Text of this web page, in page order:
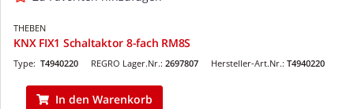
THEBEN
KNX FIX1 Schaltaktor 8-fach RM8S
REGRO Lager.Nr.: 2697807
Type: T4940220 Hersteller-Art.Nr.: T4940220
In den Warenkorb